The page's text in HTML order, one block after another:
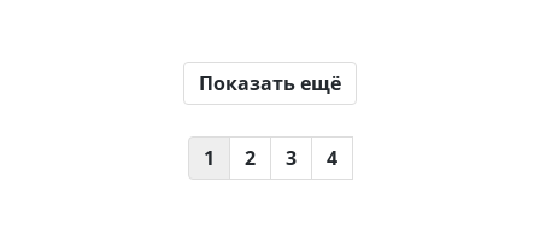
Показать ещё
1 2 3 4